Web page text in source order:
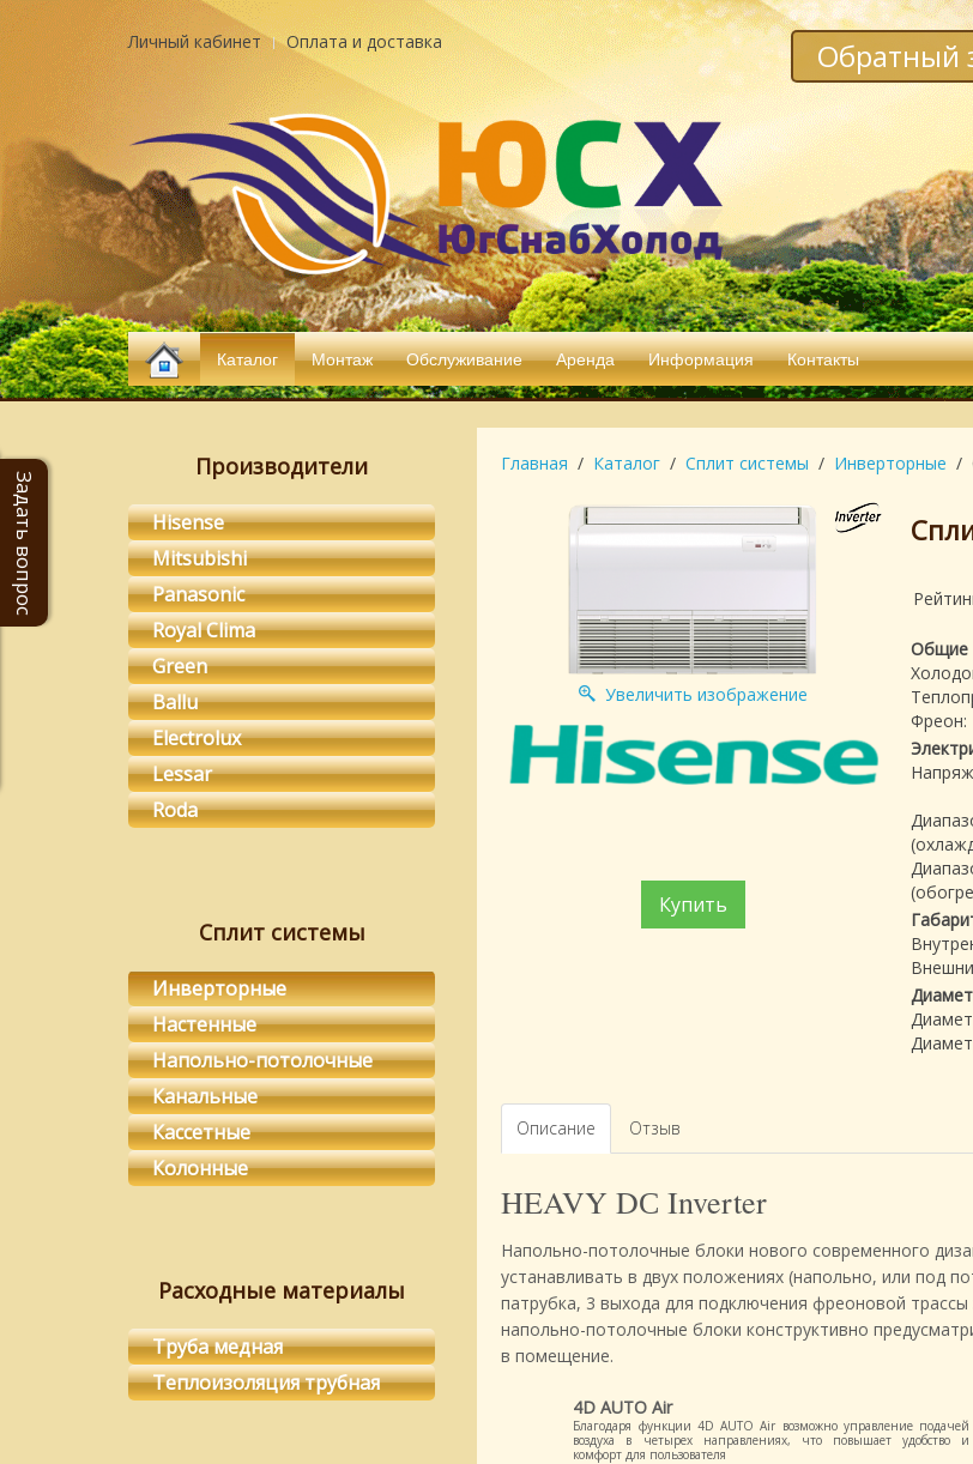
Личный кабинет Оплата и доставка Обратный
Каталог Монтаж Обслуживание Аренда Информация Контакты
Главная Каталог Сплит системы Инверторные
Увеличить изображение
Купить
Общие
Фреон:
Описание Отзыв
HEAVY DС Inverter
Напольно-потолочные блоки нового современного
устанавливать в двух положениях (напольно, или под
патрубка, 3 выхода для подключения фреоновой
напольно-потолочные блоки конструктивно
в помещение.
4D AUTO Air
Благодаря функции 4D AUTO Air возможно управление подачей
воздуха в четырех направлениях, что повышает удобство и
комфорт для пользователя
Производители
Hisense
Mitsubishi
Panasonic
Royal Clima
Green
Ballu
Electrolux
Lessar
Roda
Сплит системы
Инверторные
Настенные
Напольно-потолочные
Канальные
Кассетные
Колонные
Расходные материалы
Труба медная
Теплоизоляция трубная
Задать вопрос